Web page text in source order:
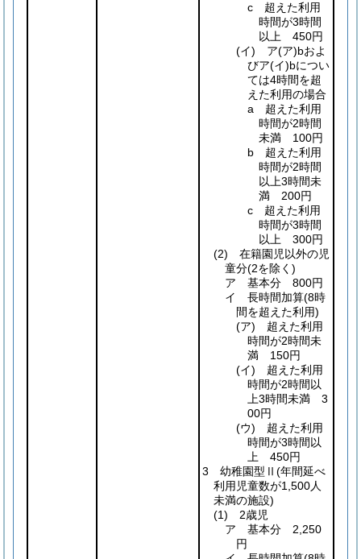
c 超えた利用
時間が3時間
以上 450円
(イ) ア(ア)bおよ
びア(イ)bについ
ては4時間を超
えた利用の場合
a 超えた利用
時間が2時間
未満 100円
b 超えた利用
時間が2時間
以上3時間未
満 200円
c 超えた利用
時間が3時間
以上 300円
(2) 在籍園児以外の児
童分(2を除く)
ア 基本分 800円
イ 長時間加算(8時
間を超えた利用)
(ア) 超えた利用
時間が2時間未
満 150円
(イ) 超えた利用
時間が2時間以
上3時間未満 3
00円
(ウ) 超えた利用
時間が3時間以
上 450円
3 幼稚園型Ⅱ (年間延べ
利用児童数が1,500人
未満の施設)
(1) 2歳児
ア 基本分 2,250
円